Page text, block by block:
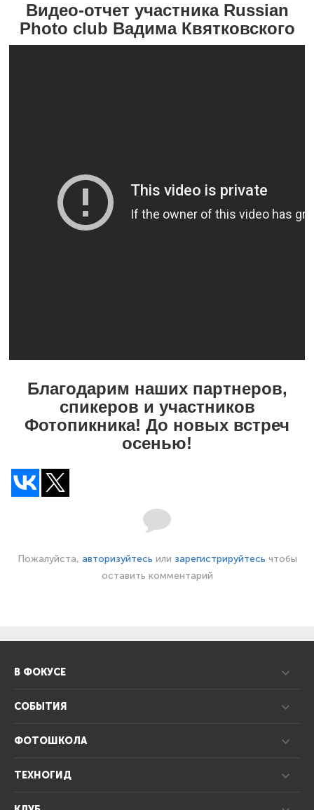
Видео-отчет участника Russian
Photo club Вадима Квятковского
Благодарим наших партнеров,
спикеров и участников
Фотопикника! До новых встреч
осенью!
Пожалуйста, авторизуйтесь или зарегистрируйтесь чтобы
оставить комментарий
В ФОКУСЕ
СОБЫТИЯ
ФОТОШКОЛА
ТЕХНОГИД